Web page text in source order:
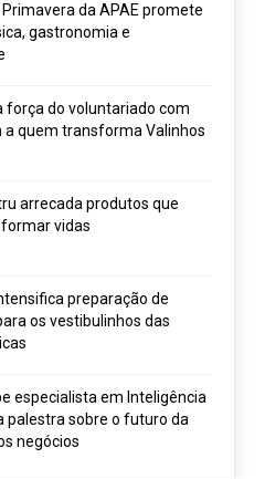
da APAE promete
gastronomia e
força do voluntariado com
a quem transforma Valinhos
arrecada produtos que
vidas
preparação de
os vestibulinhos das
especialista em Inteligência
palestra sobre o futuro da
negócios